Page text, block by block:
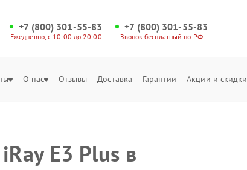
+7 (800) 301-55-83
Ежедневно, с 10:00 до 20:00
+7 (800) 301-55-83
Звонок бесплатный по РФ
О нас Отзывы Доставка Гарантии Акции и скидки
E3 Plus в